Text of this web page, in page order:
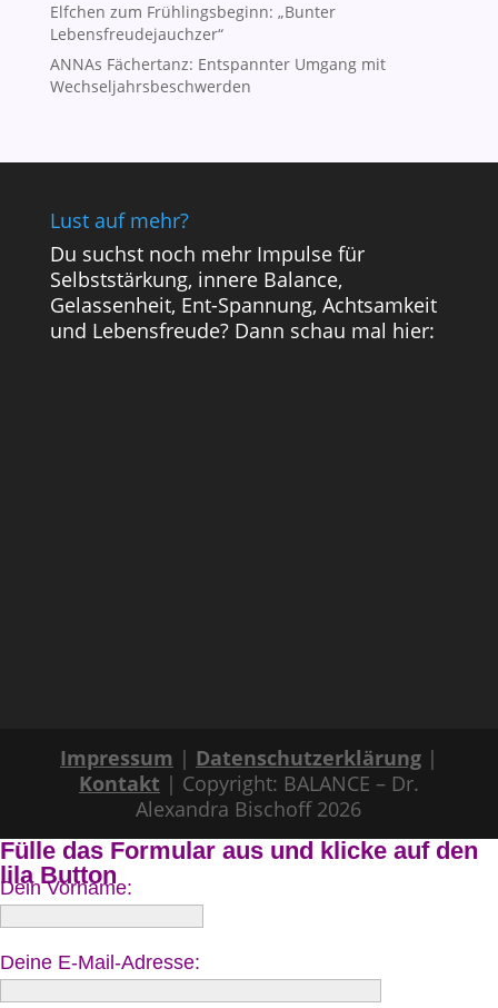
Elfchen zum Frühlingsbeginn: „Bunter
Lebensfreudejauchzer“
ANNAs Fächertanz: Entspannter Umgang mit
Wechseljahrsbeschwerden
Lust auf mehr?
Du suchst noch mehr Impulse für
Selbststärkung, innere Balance,
Gelassenheit, Ent-Spannung, Achtsamkeit
und Lebensfreude? Dann schau mal hier:
Impressum | Datenschutzerklärung|
Kontakt | Copyright: BALANCE – Dr.
Alexandra Bischoff 2026
Fülle das Formular aus und klicke auf den
lila Button
Dein Vorname:
Deine E-Mail-Adresse: